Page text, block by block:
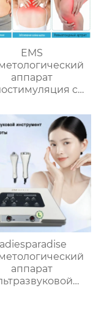
EMS
аппарат
c
KYD-S872
ladiesparadise
аппарат